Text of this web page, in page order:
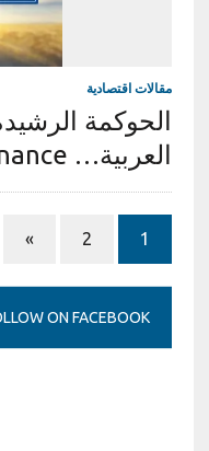
مقالات اقتصادية
الحوكمة
العربية… Good Governance
1
2
»
ON FACEBOOK